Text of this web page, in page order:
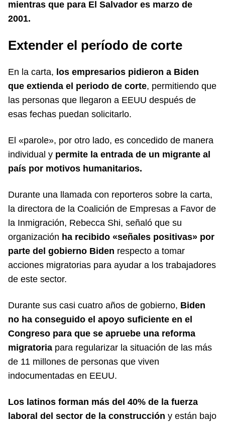
mientras que para El Salvador es marzo de
2001.
Extender el período de corte
En la carta, los empresarios pidieron a Biden
que extienda el periodo de corte, permitiendo que
las personas que llegaron a EEUU después de
esas fechas puedan solicitarlo.
El «parole», por otro lado, es concedido de manera
individual y permite la entrada de un migrante al
país por motivos humanitarios.
Durante una llamada con reporteros sobre la carta,
la directora de la Coalición de Empresas a Favor de
la Inmigración, Rebecca Shi, señaló que su
organización ha recibido «señales positivas» por
parte del gobierno Biden respecto a tomar
acciones migratorias para ayudar a los trabajadores
de este sector.
Durante sus casi cuatro años de gobierno, Biden
no ha conseguido el apoyo suficiente en el
Congreso para que se apruebe una reforma
migratoria para regularizar la situación de las más
de 11 millones de personas que viven
indocumentadas en EEUU.
Los latinos forman más del 40% de la fuerza
laboral del sector de la construcción y están bajo